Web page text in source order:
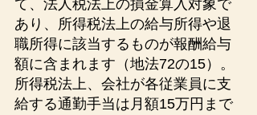
て、法人税法上の損金算入対象で
あり、所得税法上の給与所得や退
職所得に該当するものが報酬給与
額に含まれます（地法72の15）。
所得税法上、会社が各従業員に支
給する通勤手当は月額15万円まで